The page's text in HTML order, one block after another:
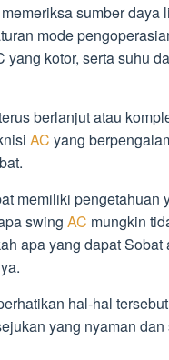
sumber daya
mode
yang kotor, serta suhu
berlanjut atau
AC yang
memiliki pengetahuan
swing AC mungkin
apa yang dapat Sobat
hal-hal
yang nyaman dan